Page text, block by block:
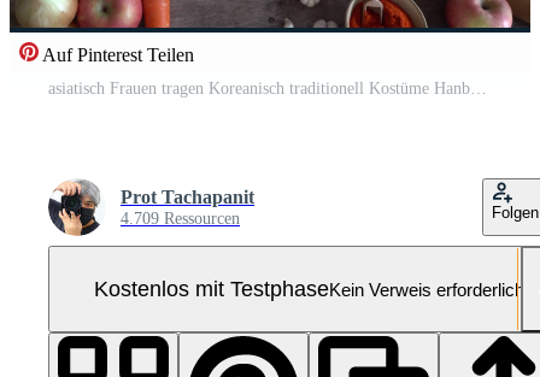
Auf Pinterest Teilen
asiatisch Frauen tragen Koreanisch traditionell Kostüme Hanbok sind Prise Salz- durch Hand und Kimchi Zutaten mit Zutaten eine solche wie Knoblauch, gochugaru Koreanisch Chili, frisch Gemüse. Pro Video
Prot Tachapanit
4.709 Ressourcen Folgen
Kostenlos mit TestphaseKein Verweis erforderlich